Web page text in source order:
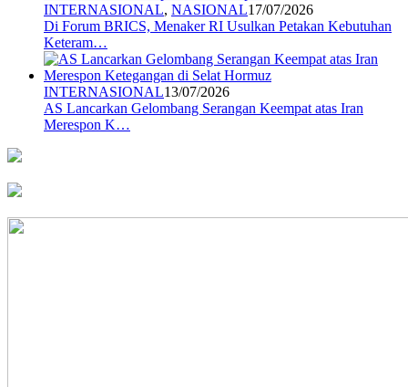
INTERNASIONAL, NASIONAL17/07/2026
Di Forum BRICS, Menaker RI Usulkan Petakan Kebutuhan
Keteram…
INTERNASIONAL13/07/2026
AS Lancarkan Gelombang Serangan Keempat atas Iran
Merespon K…